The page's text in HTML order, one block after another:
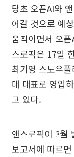
당초 오픈AI와
어갈 것으로 예
움직이면서 오
스로픽은 17일
최기영 스노우
대 대표로 영입
고 있다.
앤스로픽이 3월
보고서에 따르